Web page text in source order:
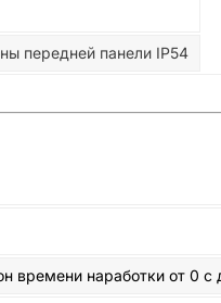
передней панели IP54
времени наработки от 0